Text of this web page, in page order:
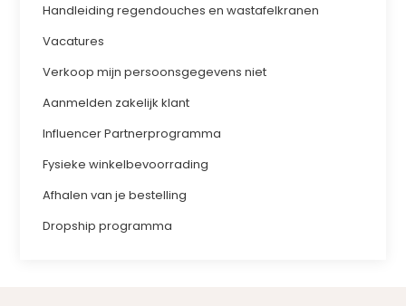
Handleiding regendouches en wastafelkranen
Vacatures
Verkoop mijn persoonsgegevens niet
Aanmelden zakelijk klant
Influencer Partnerprogramma
Fysieke winkelbevoorrading
Afhalen van je bestelling
Dropship programma